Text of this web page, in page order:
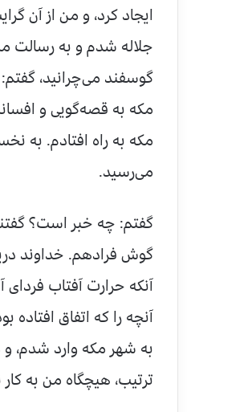
ایجاد کرد، و من از آن
جلاله شدم و به رسالت
گوسفند می‌چرانید،
مکه به قصه‌گویی و
مکه به راه افتادم. به
می‌رسید.
گفتم: چه خبر است؟
گوش فرادهم. خداوند
آنکه حرارت آفتاب
آنچه را که اتفاق افتاده
به شهر مکه وارد شدم،
ترتیب، هیچگاه من به